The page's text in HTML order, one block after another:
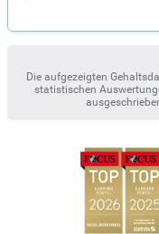
Die aufgezeigten
statistischen